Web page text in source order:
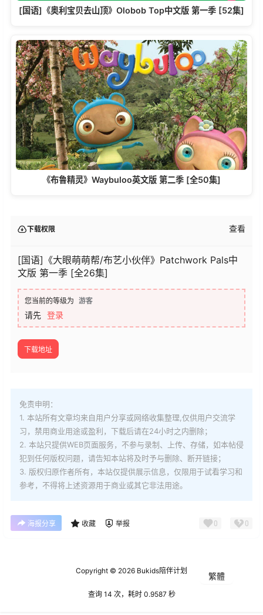
[国语]《奥利宝贝去山顶》Olobob Top中文版 第一季 [52集]
《布鲁精灵》Waybuloo英文版 第二季 [全50集]
下载权限 查看
[国语]《大眼萌萌帮/布艺小伙伴》Patchwork Pals中
文版 第一季 [全26集]
您当前的等级为 游客
请先 登录
下载地址
免责申明：
1. 本站所有文章均来自用户分享或网络收集整理,仅供用户交流学
习，禁用商业用途或盈利，下载后请在24小时之内删除；
2. 本站只提供WEB页面服务，不参与录制、上传、存储，如本帖侵
犯到任何版权问题，请告知本站将及时予与删除、断开链接；
3. 版权归原作者所有，本站仅提供展示信息，仅限用于试看学习和
参考，不得将上述资源用于商业或其它非法用途。
海报分享 收藏 举报 0 0
Copyright © 2026 Bukids陪伴计划
查询 14 次，耗时 0.9587 秒
繁體